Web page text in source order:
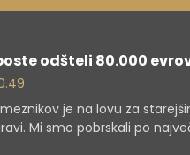
odšteli 80.000
je na lovu za
Mi smo pobrskali po